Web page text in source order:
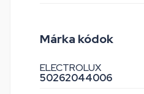
Márka kódok
ELECTROLUX
50262044006